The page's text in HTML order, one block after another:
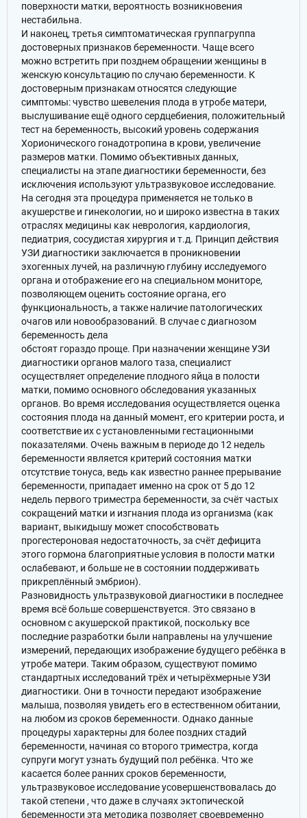
поверхности матки, вероятность возникновения
нестабильна.
И наконец, третья симптоматическая группагруппа
достоверных признаков беременности. Чаще всего
можно встретить при позднем обращении женщины в
женскую консультацию по случаю беременности. К
достоверным признакам относятся следующие
симптомы: чувство шевеления плода в утробе матери,
выслушивание ещё одного сердцебиения, положительный
тест на беременность, высокий уровень содержания
Хорионического гонадотропина в крови, увеличение
размеров матки. Помимо объективных данных,
специалисты на этапе диагностики беременности, без
исключения используют ультразвуковое исследование.
На сегодня эта процедура применяется не только в
акушерстве и гинекологии, но и широко известна в таких
отраслях медицины как неврология, кардиология,
педиатрия, сосудистая хирургия и т.д. Принцип действия
УЗИ диагностики заключается в проникновении
эхогенных лучей, на различную глубину исследуемого
органа и отображение его на специальном мониторе,
позволяющем оценить состояние органа, его
функциональность, а также наличие патологических
очагов или новообразований. В случае с диагнозом
беременность дела
обстоят гораздо проще. При назначении женщине УЗИ
диагностики органов малого таза, специалист
осуществляет определение плодного яйца в полости
матки, помимо основного обследования указанных
органов. Во время исследования осуществляется оценка
состояния плода на данный момент, его критерии роста, и
соответствие их с установленными гестационными
показателями. Очень важным в периоде до 12 недель
беременности является критерий состояния матки
отсутствие тонуса, ведь как известно раннее прерывание
беременности, припадает именно на срок от 5 до 12
недель первого триместра беременности, за счёт частых
сокращений матки и изгнания плода из организма (как
вариант, выкидышу может способствовать
прогестероновая недостаточность, за счёт дефицита
этого гормона благоприятные условия в полости матки
ослабевают, и больше не в состоянии поддерживать
прикреплённый эмбрион).
Разновидность ультразвуковой диагностики в последнее
время всё больше совершенствуется. Это связано в
основном с акушерской практикой, поскольку все
последние разработки были направлены на улучшение
измерений, передающих изображение будущего ребёнка в
утробе матери. Таким образом, существуют помимо
стандартных исследований трёх и четырёхмерные УЗИ
диагностики. Они в точности передают изображение
малыша, позволяя увидеть его в естественном обитании,
на любом из сроков беременности. Однако данные
процедуры характерны для более поздних стадий
беременности, начиная со второго триместра, когда
супруги могут узнать будущий пол ребёнка. Что же
касается более ранних сроков беременности,
ультразвуковое исследование усовершенствовалась до
такой степени , что даже в случаях эктопической
беременности эта методика позволяет своевременно